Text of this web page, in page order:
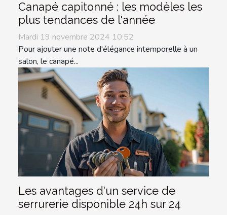
Canapé capitonné : les modèles les
plus tendances de l'année
Mardi 19 novembre 2024 10:52
Pour ajouter une note d'élégance intemporelle à un
salon, le canapé...
Les avantages d'un service de
serrurerie disponible 24h sur 24